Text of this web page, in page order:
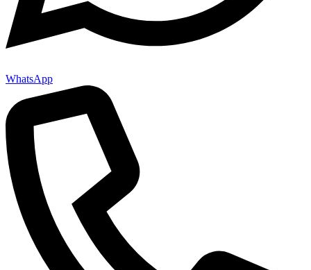
WhatsApp